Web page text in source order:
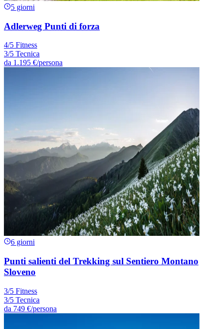
5 giorni
Adlerweg Punti di forza
4/5 Fitness
3/5 Tecnica
da 1.195 €/persona
6 giorni
Punti salienti del Trekking sul Sentiero Montano
Sloveno
3/5 Fitness
3/5 Tecnica
da 749 €/persona